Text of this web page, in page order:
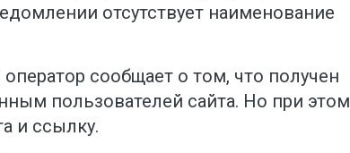
отсутствует наименование
сообщает о том, что получен
пользователей сайта. Но при этом
и ссылку.